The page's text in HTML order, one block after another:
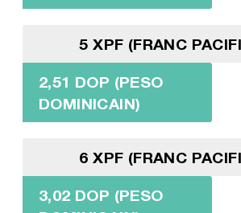
5 XPF (FRANC
2,51 DOP (PESO
DOMINICAIN)
6 XPF (FRANC
3,02 DOP (PESO